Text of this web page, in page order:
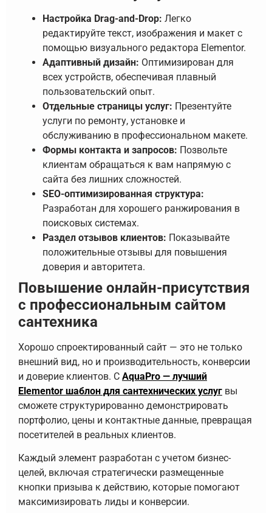
Настройка Drag-and-Drop: Легко
редактируйте текст, изображения и макет с
помощью визуального редактора Elementor.
Адаптивный дизайн: Оптимизирован для
всех устройств, обеспечивая плавный
пользовательский опыт.
Отдельные страницы услуг: Презентуйте
услуги по ремонту, установке и
обслуживанию в профессиональном макете.
Формы контакта и запросов: Позвольте
клиентам обращаться к вам напрямую с
сайта без лишних сложностей.
SEO-оптимизированная структура:
Разработан для хорошего ранжирования в
поисковых системах.
Раздел отзывов клиентов: Показывайте
положительные отзывы для повышения
доверия и авторитета.
Повышение онлайн-присутствия
с профессиональным сайтом
сантехника
Хорошо спроектированный сайт — это не только
внешний вид, но и производительность, конверсии
и доверие клиентов. С AquaPro — лучший
Elementor шаблон для сантехнических услуг вы
сможете структурированно демонстрировать
портфолио, цены и контактные данные, превращая
посетителей в реальных клиентов.
Каждый элемент разработан с учетом бизнес-
целей, включая стратегически размещенные
кнопки призыва к действию, которые помогают
максимизировать лиды и конверсии.